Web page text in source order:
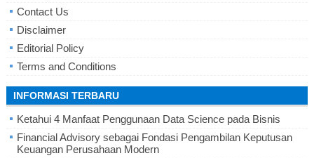
Contact Us
Disclaimer
Editorial Policy
Terms and Conditions
INFORMASI TERBARU
Ketahui 4 Manfaat Penggunaan Data Science pada Bisnis
Financial Advisory sebagai Fondasi Pengambilan Keputusan
Keuangan Perusahaan Modern